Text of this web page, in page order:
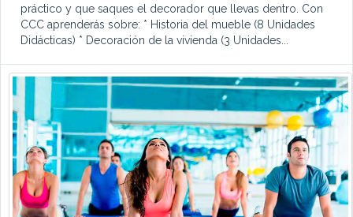
práctico y que saques el decorador que llevas dentro. Con
CCC aprenderás sobre: * Historia del mueble (8 Unidades
Didácticas) * Decoración de la vivienda (3 Unidades...